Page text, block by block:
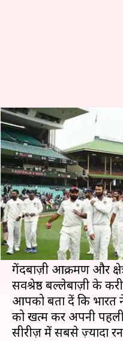
सर्वश्रेष्ठ
भारतीय टीम:
लेखन मोहम्मद वाहिद Jan 09, 2019
क्या है खबर?
ऑस्ट्रेलिया के पूर्व
मौजूदा भारतीय टीम के
हालांकि उनका कहना है
गेंदबाज़ी आक्रमण और
सर्वश्रेष्ठ बल्लेबाज़ी के
आपको बता दें कि भारत
को खत्म कर अपनी पहली
सीरीज़ में सबसे ज़्यादा